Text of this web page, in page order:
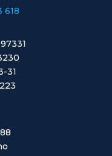
618
31